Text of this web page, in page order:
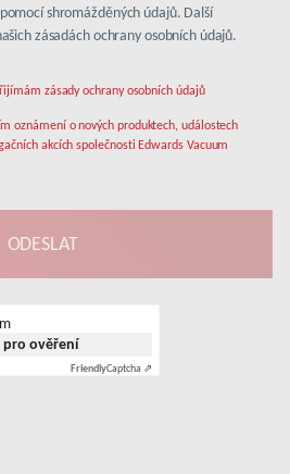
shromážděných údajů. Další
zásadách ochrany osobních údajů.
zásady ochrany osobních údajů
oznámení o nových produktech, událostech
akcích společnosti Edwards Vacuum
pro ověření
FriendlyCaptcha ⇗